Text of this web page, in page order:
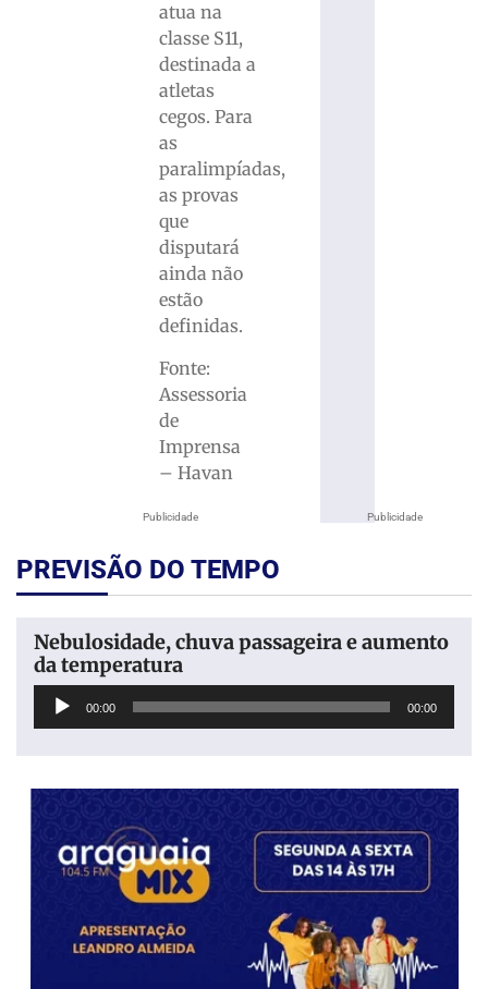
Publicidade
atua na
classe S11,
destinada a
atletas
cegos. Para
as
paralimpíadas,
as provas
que
disputará
ainda não
estão
definidas.
Fonte:
Assessoria
de
Imprensa
– Havan
Publicidade
PREVISÃO DO TEMPO
Nebulosidade, chuva passageira e aumento
da temperatura
Tocador
00:00 00:00